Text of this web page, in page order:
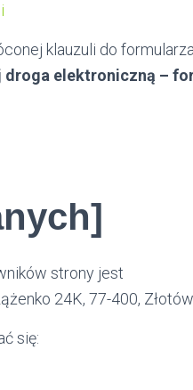
klauzuli do
droga elektroniczną –
strony jest
24K, 77-400, Złotów
się: